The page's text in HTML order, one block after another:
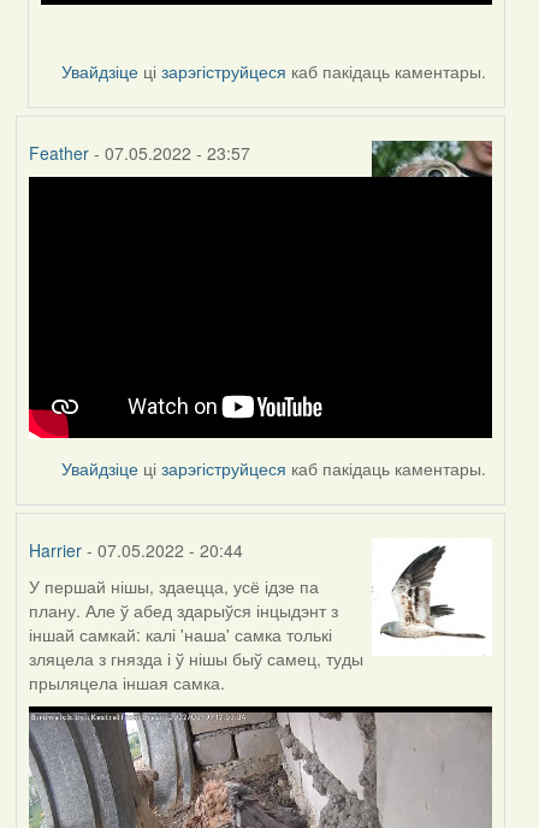
Увайдзіце цізарэгіструйцеся каб пакідаць каментары.
Feather- 07.05.2022 - 23:57
Увайдзіце цізарэгіструйцеся каб пакідаць каментары.
Harrier- 07.05.2022 - 20:44
У першай нішы, здаецца, усё ідзе па
плану. Але ў абед здарыўся інцыдэнт з
іншай самкай: калі 'наша' самка толькі
зляцела з гнязда і ў нішы быў самец, туды
прыляцела іншая самка.